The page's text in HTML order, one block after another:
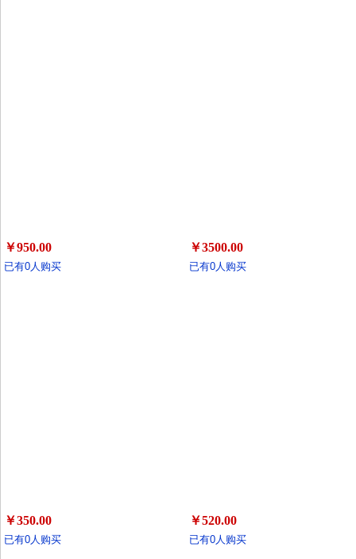
￥950.00
已有0人购买
￥3500.00
已有0人购买
￥350.00
已有0人购买
￥520.00
已有0人购买